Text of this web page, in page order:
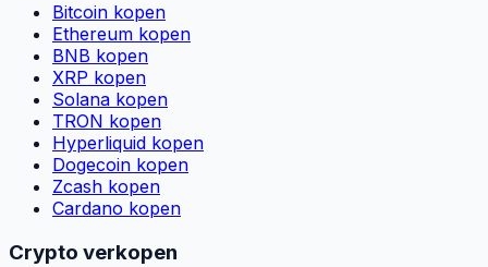
Bitcoin kopen
Ethereum kopen
BNB kopen
XRP kopen
Solana kopen
TRON kopen
Hyperliquid kopen
Dogecoin kopen
Zcash kopen
Cardano kopen
Crypto verkopen